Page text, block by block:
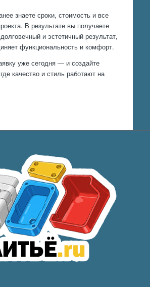
знаете сроки, стоимость и все
В результате вы получаете
и эстетичный результат,
функциональность и комфорт.
уже сегодня — и создайте
качество и стиль работают на